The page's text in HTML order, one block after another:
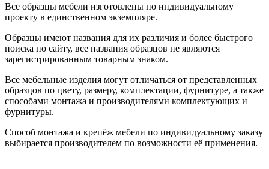
Все образцы мебели изготовлены по индивидуальному
проекту в единственном экземпляре.
Образцы имеют названия для их различия и более быстрого
поиска по сайту, все названия образцов не являются
зарегистрированным товарным знаком.
Все мебельные изделия могут отличаться от представленных
образцов по цвету, размеру, комплектации, фурнитуре, а также
способами монтажа и производителями комплектующих и
фурнитуры.
Способ монтажа и крепёж мебели по индивидуальному заказу
выбирается производителем по возможности её применения.